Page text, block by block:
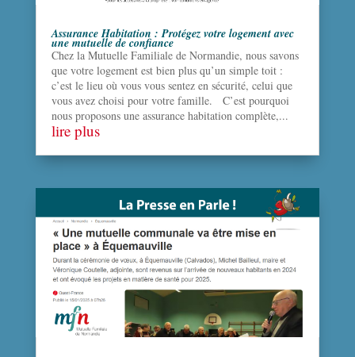
Assurance Habitation : Protégez votre logement avec
une mutuelle de confiance
Chez la Mutuelle Familiale de Normandie, nous savons
que votre logement est bien plus qu’un simple toit :
c’est le lieu où vous vous sentez en sécurité, celui que
vous avez choisi pour votre famille. C’est pourquoi
nous proposons une assurance habitation complète,...
lire plus